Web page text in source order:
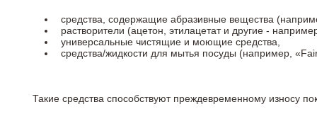
средства, содержащие абразивные вещества
растворители (ацетон, этилацетат и другие -
универсальные чистящие и моющие средства,
средства/жидкости для мытья посуды (например,
Такие средства способствуют преждевременному износу